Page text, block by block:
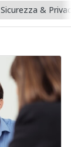
Sicurezza &